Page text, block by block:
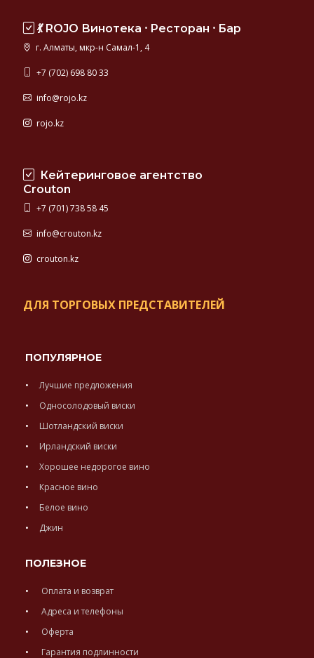
💃 ROJO Винотека ⸱ Ресторан ⸱ Бар
г. Алматы, мкр-н Самал-1, 4
+7 (702) 698 80 33
info@rojo.kz
rojo.kz
Кейтеринговое агентство
Crouton
+7 (701) 738 58 45
info@crouton.kz
crouton.kz
ДЛЯ ТОРГОВЫХ ПРЕДСТАВИТЕЛЕЙ
ПОПУЛЯРНОЕ
Лучшие предложения
Односолодовый виски
Шотландский виски
Ирландский виски
Хорошее недорогое вино
Красное вино
Белое вино
Джин
ПОЛЕЗНОЕ
Оплата и возврат
Адреса и телефоны
Оферта
Гарантия подлинности